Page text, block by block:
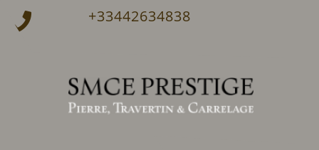
+33442634838